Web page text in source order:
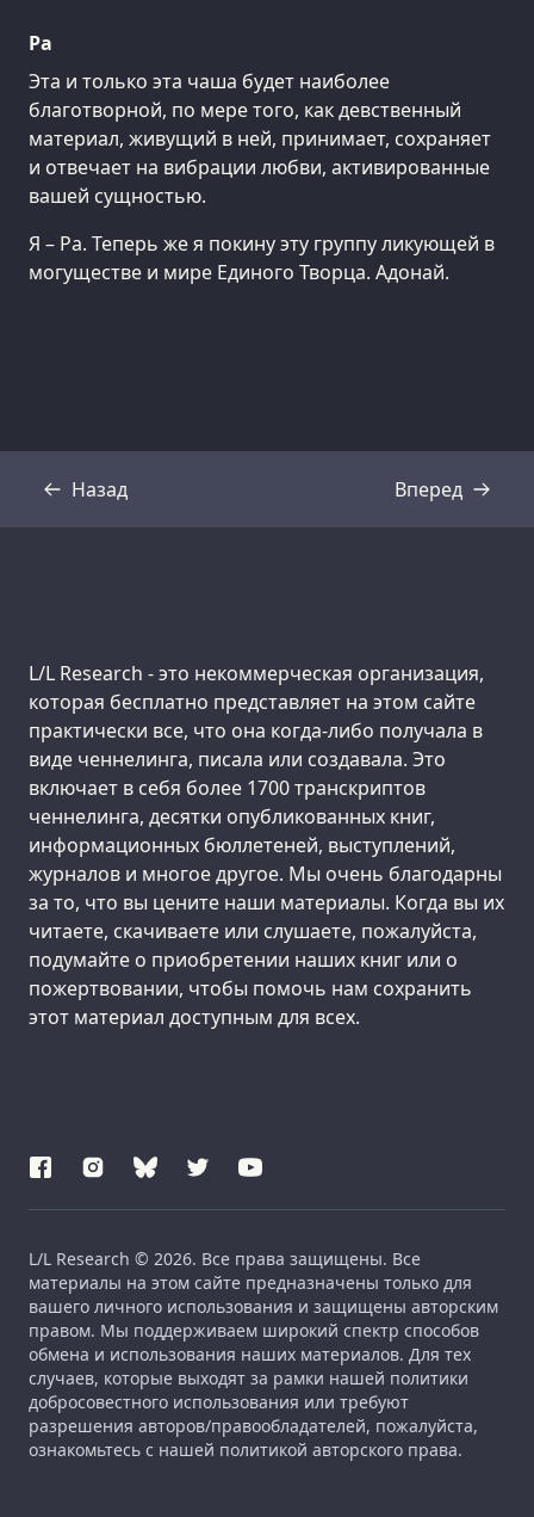
Ра
Эта и только эта чаша будет наиболее
благотворной, по мере того, как девственный
материал, живущий в ней, принимает, сохраняет
и отвечает на вибрации любви, активированные
вашей сущностью.
Я – Ра. Теперь же я покину эту группу ликующей в
могуществе и мире Единого Творца. Адонай.
Назад
Стенограмма Вперед
Стенограмма
Support us:
L/L Research - это некоммерческая организация,
которая бесплатно представляет на этом сайте
практически все, что она когда-либо получала в
виде ченнелинга, писала или создавала. Это
включает в себя более 1700 транскриптов
ченнелинга, десятки опубликованных книг,
информационных бюллетеней, выступлений,
журналов и многое другое. Мы очень благодарны
за то, что вы цените наши материалы. Когда вы их
читаете, скачиваете или слушаете, пожалуйста,
подумайте о приобретении наших книг или о
пожертвовании, чтобы помочь нам сохранить
этот материал доступным для всех.
L/L Research © 2026. Все права защищены. Все
материалы на этом сайте предназначены только для
вашего личного использования и защищены авторским
правом. Мы поддерживаем широкий спектр способов
обмена и использования наших материалов. Для тех
случаев, которые выходят за рамки нашей политики
добросовестного использования или требуют
разрешения авторов/правообладателей, пожалуйста,
ознакомьтесь с нашей политикой авторского права.